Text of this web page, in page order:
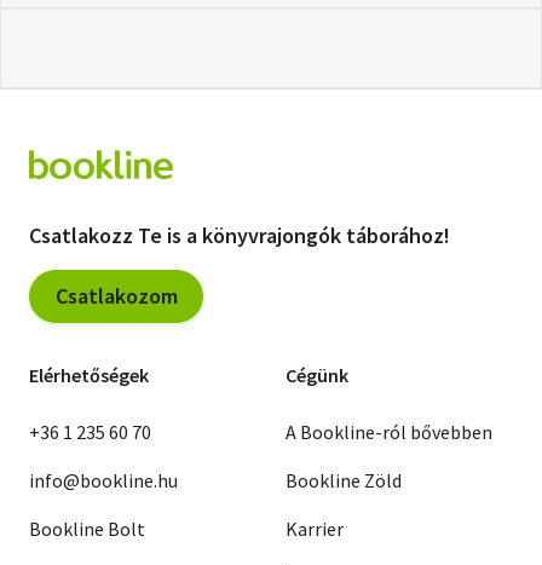
Csatlakozz Te is a könyvrajongók táborához!
Csatlakozom
Elérhetőségek
+36 1 235 60 70
info@bookline.hu
Bookline Bolt
Cégünk
A Bookline-ról bővebben
Bookline Zöld
Karrier